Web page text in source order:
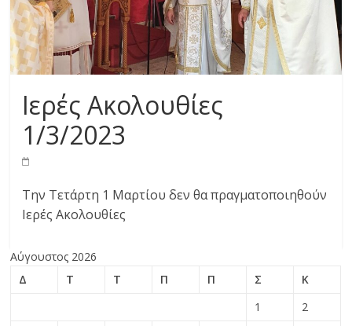
Ιερές Ακολουθίες
1/3/2023
Την Τετάρτη 1 Μαρτίου δεν θα πραγματοποιηθούν
Ιερές Ακολουθίες
Αύγουστος 2026
Δ
Τ Τ Π Π Σ
Κ
1
2